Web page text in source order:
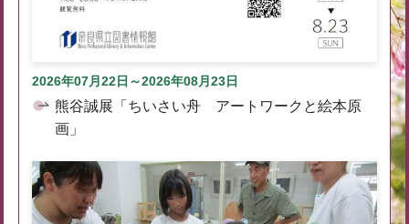
2026年07月22日～2026年08月23日
熊谷誠展「ちいさい舟 アートワークと絵本原
画」